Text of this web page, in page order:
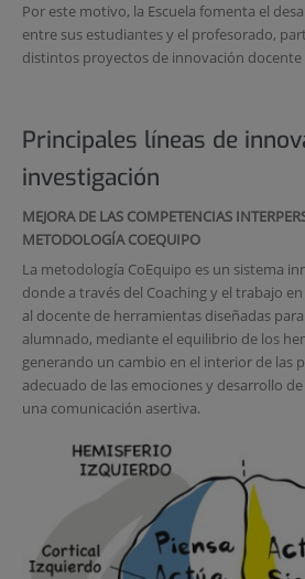
Por este motivo, la Escuela fomenta el
entre sus estudiantes y el profesorado,
distintos proyectos de innovación docente
Principales líneas de
investigación
MEJORA DE LAS COMPETENCIAS
METODOLOGÍA COEQUIPO
La metodología CoEquipo es un sistema
donde a través del Coaching y el trabajo
al docente de herramientas diseñadas
alumnado, mediante el equilibrio de los
generando un cambio en el interior de las
adecuado de las emociones y desarrollo
una comunicación asertiva.